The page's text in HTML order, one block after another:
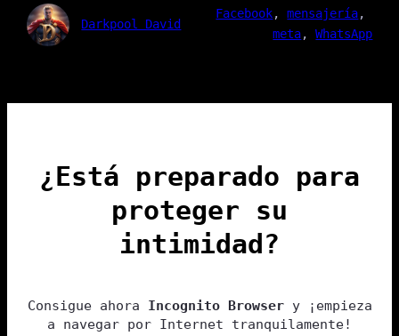
Darkpool David
Facebook, mensajería
meta, WhatsApp
¿Está preparado para
proteger su
intimidad?
Consigue ahora Incognito Browsery ¡empieza
a navegar por Internet tranquilamente!